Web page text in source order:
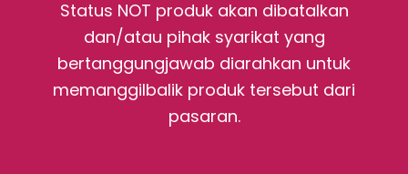
Status NOT produk akan dibatalkan
dan/atau pihak syarikat yang
bertanggungjawab diarahkan untuk
memanggilbalik produk tersebut dari
pasaran.